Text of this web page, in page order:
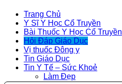
Trang Chủ
Y Sĩ Y Học Cổ Truyền
Bài Thuốc Y Học Cổ Truyền
Hỏi Đáp Giáo Dục
Vị thuốc Đông y
Tin Giáo Dục
Tin Y Tế – Sức Khoẻ
Làm Đẹp